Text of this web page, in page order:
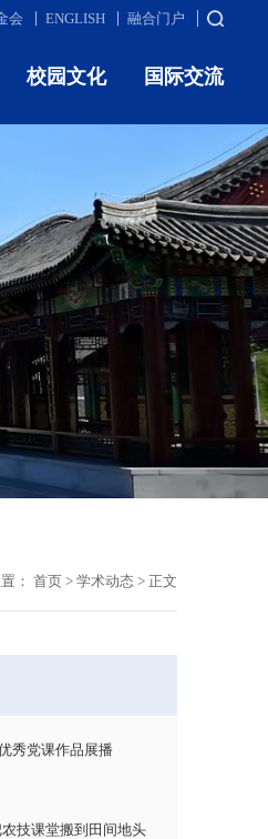
会 ENGLISH 融合门户
校园文化 国际交流
： 首页 > 学术动态 > 正文
秀党课作品展播
技课堂搬到田间地头